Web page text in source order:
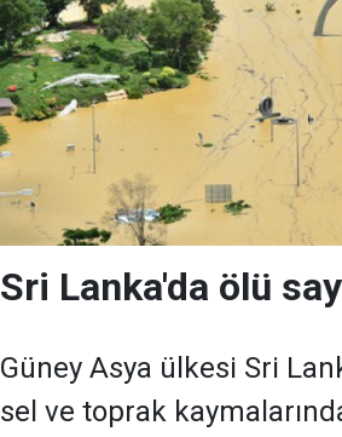
Sri Lanka'da ölü
Güney Asya ülkesi Sri
sel ve toprak